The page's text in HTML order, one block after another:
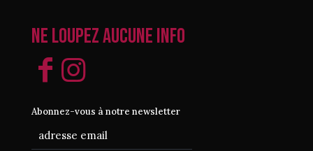
Ne loupez aucune info
Abonnez-vous à notre newsletter